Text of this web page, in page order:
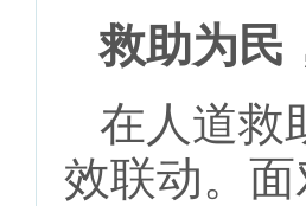
救助为民
在人道救
效联动。